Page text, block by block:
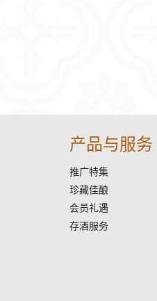
产品与服务
推广特集
珍藏佳酿
会员礼遇
存酒服务